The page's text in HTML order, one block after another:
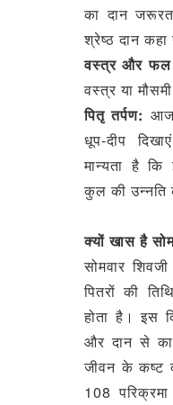
का दान
श्रेष्ठ दान
वस्त्र और
वस्त्र या
पितृ तर्पण: आज
धूप-दीप
मान्यता है
कुल की उन्नति
क्यों खास है
सोमवार
पितरों की
होता है। इस
और दान से
जीवन के कष्ट
108